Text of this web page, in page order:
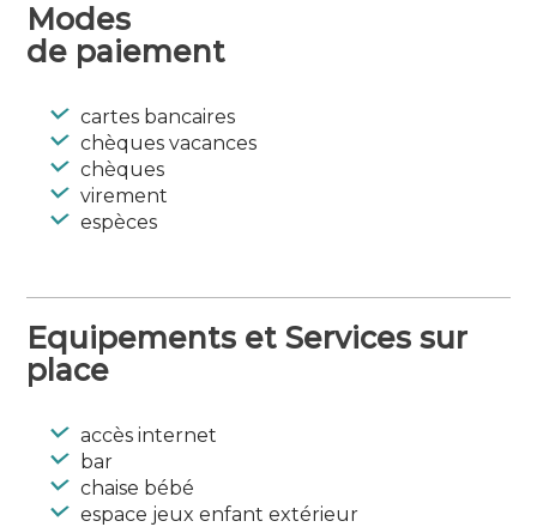
vigueur)
Langues parlées : Anglais
Modes
de paiement
cartes bancaires
chèques vacances
chèques
virement
espèces
Equipements et Services sur
place
accès internet
bar
chaise bébé
espace jeux enfant extérieur